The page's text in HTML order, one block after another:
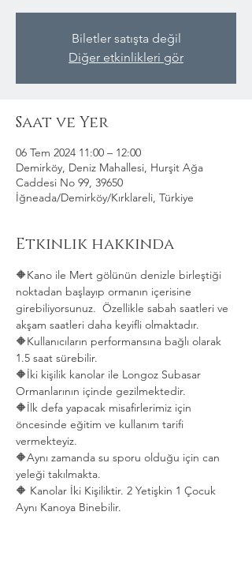
Biletler satışta değil
Diğer etkinlikleri gör
Saat ve Yer
06 Tem 2024 11:00 – 12:00
Demirköy, Deniz Mahallesi, Hurşit Ağa
Caddesi No 99, 39650
İğneada/Demirköy/Kırklareli, Türkiye
Etkinlik hakkında
🔶Kano ile Mert gölünün denizle birleştiği
noktadan başlayıp ormanın içerisine
girebiliyorsunuz.  Özellikle sabah saatleri ve
akşam saatleri daha keyifli olmaktadır.
🔶Kullanıcıların performansına bağlı olarak
1.5 saat sürebilir.
🔶İki kişilik kanolar ile Longoz Subasar
Ormanlarının içinde gezilmektedir.
🔶İlk defa yapacak misafirlerimiz için
öncesinde eğitim ve kullanım tarifi
vermekteyiz.
🔶Aynı zamanda su sporu olduğu için can
yeleği takılmakta.
🔶 Kanolar İki Kişiliktir. 2 Yetişkin 1 Çocuk
Aynı Kanoya Binebilir.